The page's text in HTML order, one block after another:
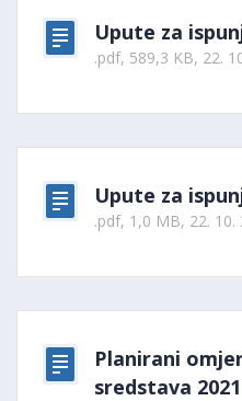
Upute za
.pdf, 589,3 KB, 22.
Upute za
.pdf, 1,0 MB, 22. 10.
Planirani
sredstava 2021